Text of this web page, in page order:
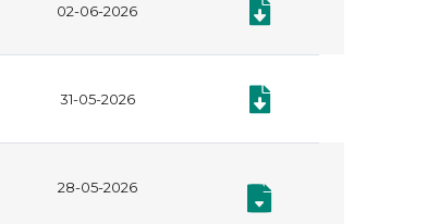
02-06-2026 Documento: Informe
31-05-2026 Documento: Certificado
28-05-2026
Documento: Informe
,
Documento: Informe